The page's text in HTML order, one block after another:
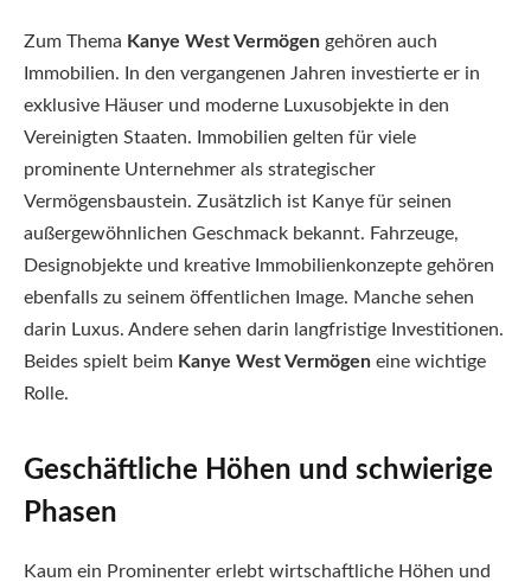
Zum Thema Kanye West Vermögen gehören auch
Immobilien. In den vergangenen Jahren investierte er in
exklusive Häuser und moderne Luxusobjekte in den
Vereinigten Staaten. Immobilien gelten für viele
prominente Unternehmer als strategischer
Vermögensbaustein. Zusätzlich ist Kanye für seinen
außergewöhnlichen Geschmack bekannt. Fahrzeuge,
Designobjekte und kreative Immobilienkonzepte gehören
ebenfalls zu seinem öffentlichen Image. Manche sehen
darin Luxus. Andere sehen darin langfristige Investitionen.
Beides spielt beim Kanye West Vermögen eine wichtige
Rolle.
Geschäftliche Höhen und schwierige
Phasen
Kaum ein Prominenter erlebt wirtschaftliche Höhen und